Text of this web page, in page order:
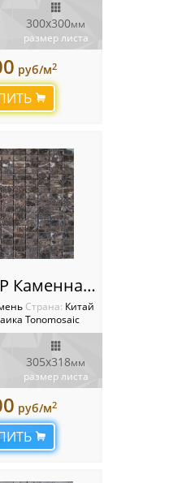
300х300мм
размер листа
руб/м2
ASS 15-30P Каменная мозаика Tonomosaic
Cтрана: Китай
Tonomosaic
305х318мм
размер листа
руб/м2